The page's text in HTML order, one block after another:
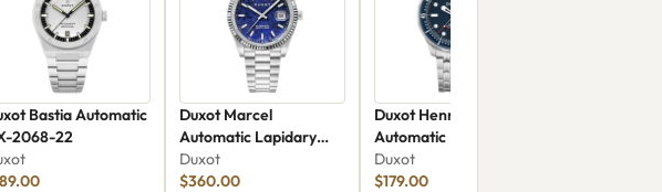
Bastia Automatic
2068-22
Duxot Marcel
Automatic Lapidary
Limited Edition DX-
2059-DD
Duxot
$360.00
Duxot Henri Diver
Automatic DX-2060-22
Duxot
$179.00